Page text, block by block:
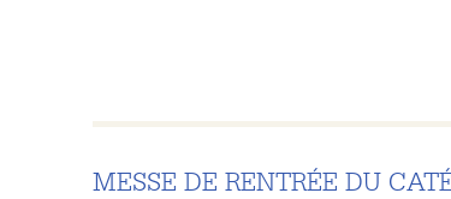
MESSE DE RENTRÉE DU